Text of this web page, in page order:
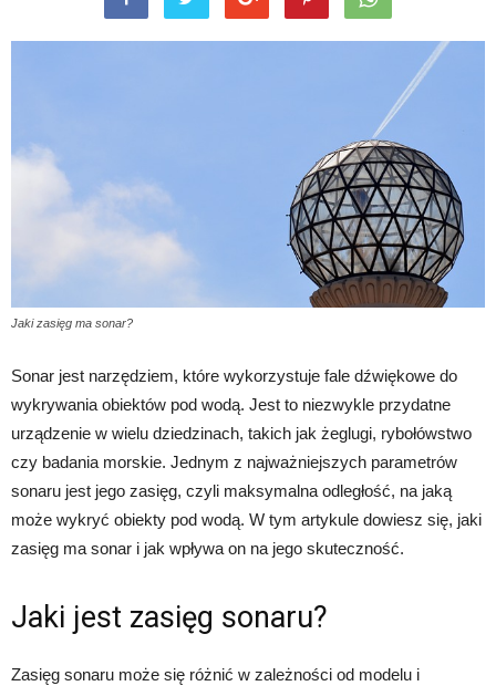
Jaki zasięg ma sonar?
Sonar jest narzędziem, które wykorzystuje fale dźwiękowe do
wykrywania obiektów pod wodą. Jest to niezwykle przydatne
urządzenie w wielu dziedzinach, takich jak żeglugi, rybołówstwo
czy badania morskie. Jednym z najważniejszych parametrów
sonaru jest jego zasięg, czyli maksymalna odległość, na jaką
może wykryć obiekty pod wodą. W tym artykule dowiesz się, jaki
zasięg ma sonar i jak wpływa on na jego skuteczność.
Jaki jest zasięg sonaru?
Zasięg sonaru może się różnić w zależności od modelu i